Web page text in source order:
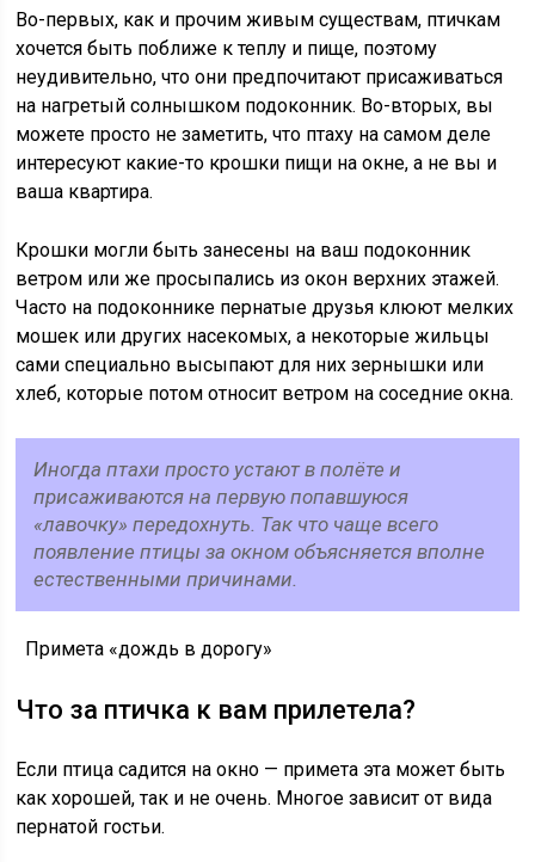
Во-первых, как и прочим живым существам, птичкам
хочется быть поближе к теплу и пище, поэтому
неудивительно, что они предпочитают присаживаться
на нагретый солнышком подоконник. Во-вторых, вы
можете просто не заметить, что птаху на самом деле
интересуют какие-то крошки пищи на окне, а не вы и
ваша квартира.
Крошки могли быть занесены на ваш подоконник
ветром или же просыпались из окон верхних этажей.
Часто на подоконнике пернатые друзья клюют мелких
мошек или других насекомых, а некоторые жильцы
сами специально высыпают для них зернышки или
хлеб, которые потом относит ветром на соседние окна.
Иногда птахи просто устают в полёте и
присаживаются на первую попавшуюся
«лавочку» передохнуть. Так что чаще всего
появление птицы за окном объясняется вполне
естественными причинами.
Примета «дождь в дорогу»
Что за птичка к вам прилетела?
Если птица садится на окно — примета эта может быть
как хорошей, так и не очень. Многое зависит от вида
пернатой гостьи.